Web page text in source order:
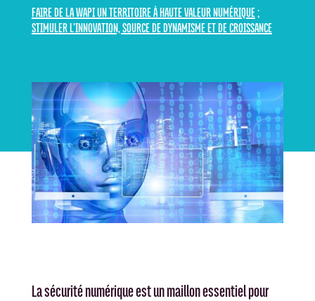
FAIRE DE LA WAPI UN TERRITOIRE À HAUTE VALEUR NUMÉRIQUE;
STIMULER L’INNOVATION, SOURCE DE DYNAMISME ET DE CROISSANCE
La sécurité numérique est un maillon essentiel pour